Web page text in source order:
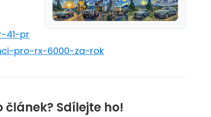
41-pr
pro-rx-6000-za-rok
Sdílejte ho!